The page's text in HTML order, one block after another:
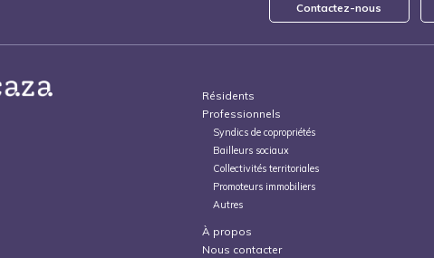
Contactez-nous
Résidents
Professionnels
Syndics de copropriétés
Bailleurs sociaux
Collectivités territoriales
Promoteurs immobiliers
Autres
À propos
Nous contacter